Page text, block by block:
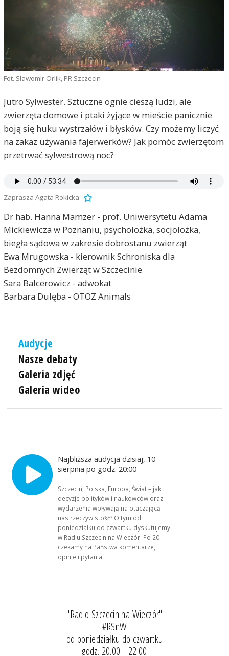
Fot. Sławomir Orlik, PR Szczecin
Jutro Sylwester. Sztuczne ognie cieszą ludzi, ale
zwierzęta domowe i ptaki żyjące w mieście panicznie
boją się huku wystrzałów i błysków. Czy możemy liczyć
na zakaz używania fajerwerków? Jak pomóc zwierzętom
przetrwać sylwestrową noc?
Zaprasza Agata Rokicka
Dr hab. Hanna Mamzer - prof. Uniwersytetu Adama
Mickiewicza w Poznaniu, psycholożka, socjolożka,
biegła sądowa w zakresie dobrostanu zwierząt
Ewa Mrugowska - kierownik Schroniska dla
Bezdomnych Zwierząt w Szczecinie
Sara Balcerowicz - adwokat
Barbara Dulęba - OTOZ Animals
Audycje
Nasze debaty
Galeria zdjęć
Galeria wideo
Najbliższa audycja dzisiaj, 10
sierpnia po godz. 20:00
Szczecin, Polska, Europa, Świat – jak
decyzje polityków i naukowców oraz
wydarzenia wpływają na otaczającą
nas rzeczywistość? O tym od
poniedziałku do czwartku dyskutujemy
w Radiu Szczecin na Wieczór. Po 20
czekamy na Państwa komentarze,
opinie i pytania.
"Radio Szczecin na Wieczór"
#RSnW
od poniedziałku do czwartku
godz. 20.00 - 22.00